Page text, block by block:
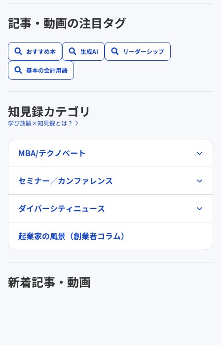
記事・動画の注目タグ
おすすめ本 生成AI リーダーシップ
基本の会計用語
知見録カテゴリ
学び放題×知見録とは？
MBA/テクノベート
セミナー／カンファレンス
ダイバーシティニュース
起業家の風景（創業者コラム）
新着記事・動画